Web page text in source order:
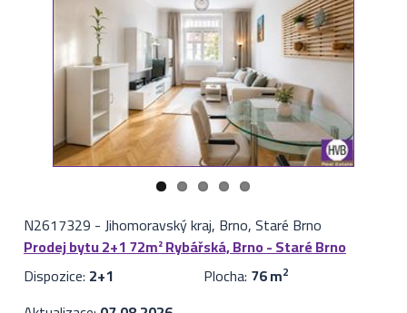
N2617329 -Jihomoravský kraj, Brno, Staré Brno
Prodej bytu 2+1 72m² Rybářská, Brno - Staré Brno
Dispozice: 2+1 Plocha: 76 m2